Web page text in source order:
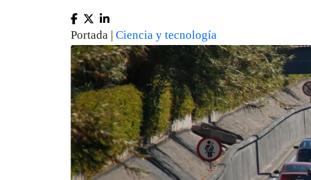
Portada | Ciencia y tecnología